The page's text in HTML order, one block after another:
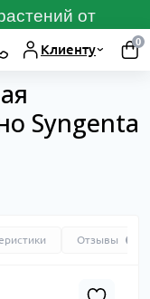
от
Клиенту
0
поштучно из
Syngenta
Отзывы